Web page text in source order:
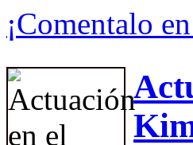
¡Comentalo